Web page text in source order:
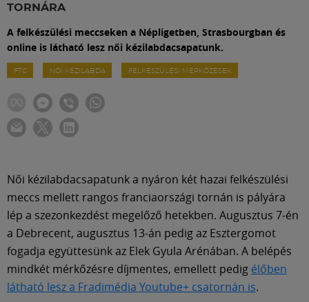
TORNÁRA
A felkészülési meccseken a Népligetben, Strasbourgban és
online is látható lesz női kézilabdacsapatunk.
FTC NŐI KÉZILABDA FELKÉSZÜLÉSI MÉRKŐZÉSEK
Női kézilabdacsapatunk a nyáron két hazai felkészülési
meccs mellett rangos franciaországi tornán is pályára
lép a szezonkezdést megelőző hetekben. Augusztus 7-én
a Debrecent, augusztus 13-án pedig az Esztergomot
fogadja együttesünk az Elek Gyula Arénában. A belépés
mindkét mérkőzésre díjmentes, emellett pedig élőben
látható lesz a Fradimédia Youtube+ csatornán is.
Meccscenter
Klub
Shop
Közösség
Múzeum